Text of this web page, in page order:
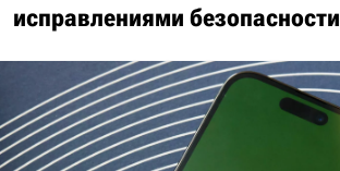
исправлениями безопасности